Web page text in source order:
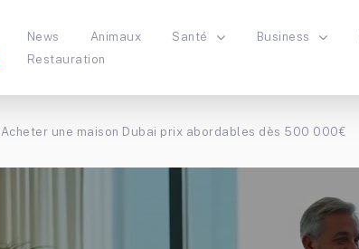
News Animaux Santé Business
Restauration
Acheter une maison Dubai prix abordables dès 500 000€